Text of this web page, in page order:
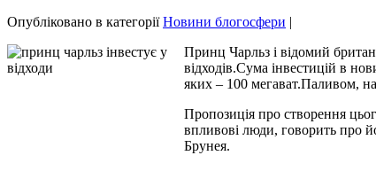
Опубліковано в категоріїНовини блогосфери |
Принц Чарльз і відомий
відходів.Сума інвестицій в
яких – 100 мегават.Паливом, на
Пропозиція про створення
впливові люди, говорить про
Брунея.